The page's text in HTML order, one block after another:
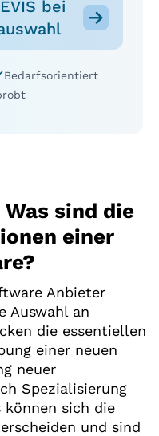
bei
Bedarfsorientiert
sind die
einer
Anbieter
Auswahl an
die essentiellen
einer neuen
neuer
Spezialisierung
können sich die
und sind